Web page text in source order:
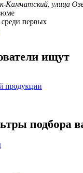
Камчатский, улица
первых
ищут
продукции
подбора